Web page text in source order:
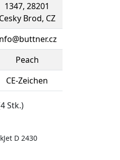
1347, 28201
Cesky Brod, CZ
Peach
CE-Zeichen
Stk.)
D 2430